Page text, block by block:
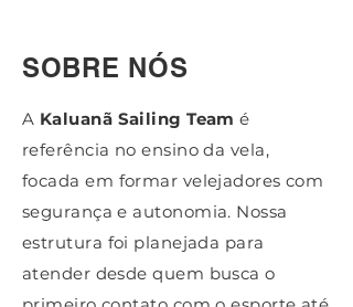
SOBRE NÓS
A Kaluanã Sailing Team é
referência no ensino da vela,
focada em formar velejadores com
segurança e autonomia. Nossa
estrutura foi planejada para
atender desde quem busca o